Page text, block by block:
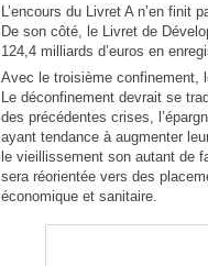
L’encours du Livret A n’en finit
De son côté, le Livret de
124,4 milliards d’euros en
Avec le troisième confinement,
Le déconfinement devrait se
des précédentes crises,
ayant tendance à augmenter
le vieillissement son autant de
sera réorientée vers des
économique et sanitaire.